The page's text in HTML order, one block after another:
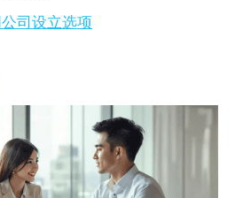
司设立选项